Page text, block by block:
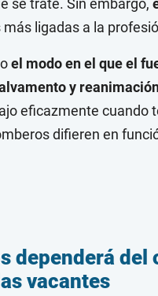
se trate. Sin embargo,
más ligadas a la
el modo en el que el
y
eficazmente cuando
difieren en
dependerá del
vacantes